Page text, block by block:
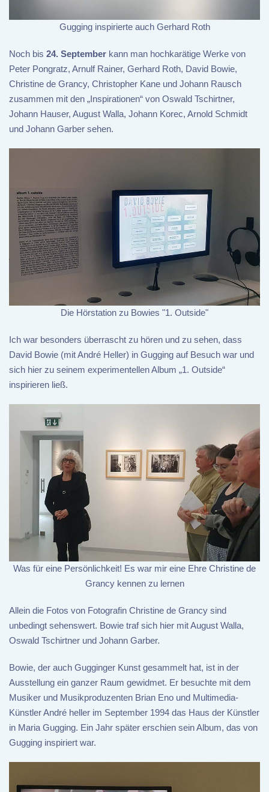
Gugging inspirierte auch Gerhard Roth
Noch bis 24. September kann man hochkarätige Werke von
Peter Pongratz, Arnulf Rainer, Gerhard Roth, David Bowie,
Christine de Grancy, Christopher Kane und Johann Rausch
zusammen mit den „Inspirationen“ von Oswald Tschirtner,
Johann Hauser, August Walla, Johann Korec, Arnold Schmidt
und Johann Garber sehen.
Die Hörstation zu Bowies "1. Outside"
Ich war besonders überrascht zu hören und zu sehen, dass
David Bowie (mit André Heller) in Gugging auf Besuch war und
sich hier zu seinem experimentellen Album „1. Outside“
inspirieren ließ.
Was für eine Persönlichkeit! Es war mir eine Ehre Christine de
Grancy kennen zu lernen
Allein die Fotos von Fotografin Christine de Grancy sind
unbedingt sehenswert. Bowie traf sich hier mit August Walla,
Oswald Tschirtner und Johann Garber.
Bowie, der auch Gugginger Kunst gesammelt hat, ist in der
Ausstellung ein ganzer Raum gewidmet. Er besuchte mit dem
Musiker und Musikproduzenten Brian Eno und Multimedia-
Künstler André heller im September 1994 das Haus der Künstler
in Maria Gugging. Ein Jahr später erschien sein Album, das von
Gugging inspiriert war.